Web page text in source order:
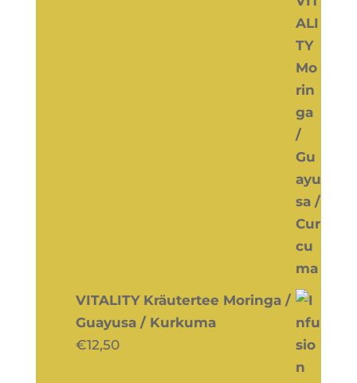
VITALITY Kräutertee Moringa /
Guayusa / Kurkuma
€12,50